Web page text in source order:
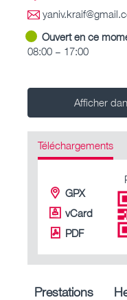
Ouvert en ce
08:00 – 17:00
Afficher
Téléchargements
GPX
vCard
PDF
Prestations